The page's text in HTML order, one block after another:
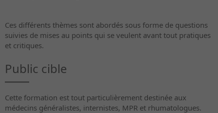
Ces différents thèmes sont abordés sous forme de questions
suivies de mises au points qui se veulent avant tout pratiques
et critiques.
Public cible
Cette formation est tout particulièrement destinée aux
médecins généralistes, internistes, MPR et rhumatologues.